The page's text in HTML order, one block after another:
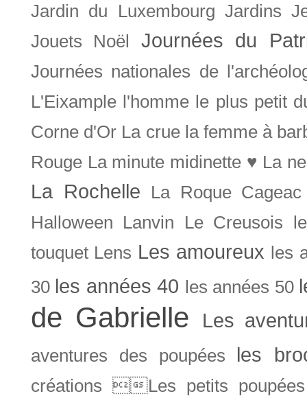
Jardin du Luxembourg Jardins
Jouets Noël
Journées du
Journées nationales de
L'Eixample l'homme le plus petit
Corne d'Or La crue la femme à
Rouge La minute midinette ♥ La
La Rochelle
La Roque Cageac
Halloween
Lanvin Le Creusois
touquet Lens Les amoureux les
30 les années 40 les années 50
de Gabrielle Les
aventures des poupées les
créations Les petits